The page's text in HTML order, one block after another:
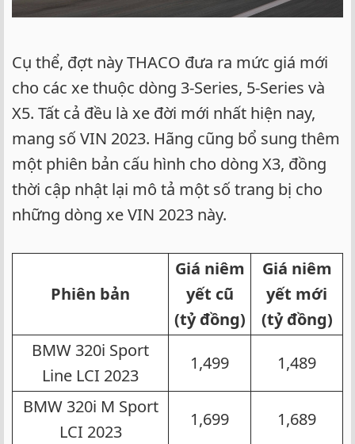
Cụ thể, đợt này THACO đưa ra mức giá mới
cho các xe thuộc dòng 3-Series, 5-Series và
X5. Tất cả đều là xe đời mới nhất hiện nay,
mang số VIN 2023. Hãng cũng bổ sung thêm
một phiên bản cấu hình cho dòng X3, đồng
thời cập nhật lại mô tả một số trang bị cho
những dòng xe VIN 2023 này.
Phiên bản
Giá niêm
yết cũ
(tỷ đồng)
Giá niêm
yết mới
(tỷ đồng)
BMW 320i Sport
Line LCI 2023​
1,499​ 1,489​
BMW 320i M Sport
LCI 2023​
1,699​ 1,689​